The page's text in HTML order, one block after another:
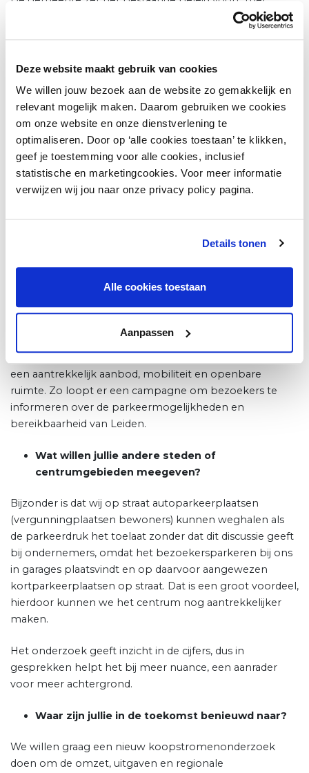
Deze website maakt gebruik van cookies
We willen jouw bezoek aan de website zo gemakkelijk en
relevant mogelijk maken. Daarom gebruiken we cookies
om onze website en onze dienstverlening te
optimaliseren. Door op ‘alle cookies toestaan’ te klikken,
geef je toestemming voor alle cookies, inclusief
statistische en marketingcookies. Voor meer informatie
verwijzen wij jou naar onze privacy policy pagina.
Details tonen
Alle cookies toestaan
Aanpassen
parkeergarages aan de rand van het centrum en
over parkeermogelijkheden, zoals goedkoper parkeren
kijken we naar betere zichtbaarheid van
kortparkeerplekken. Centrummanagement pleit voor
een én-én-beleid, waarbij zowel fietsers als
automobilisten goed gefaciliteerd worden.
Leidt het onderzoek tot veranderingen in de
stad?
Automobilisten zijn belangrijk voor bepaalde branches,
Zijn er al maatregelen genomen?
Als gemeente werken we al jaren samen met het
centrummanagement aan een sterke combinatie van
een aantrekkelijk aanbod, mobiliteit en openbare
ruimte. Zo loopt er een campagne om bezoekers te
informeren over de parkeermogelijkheden en
bereikbaarheid van Leiden.
Wat willen jullie andere steden of
centrumgebieden meegeven?
Bijzonder is dat wij op straat autoparkeerplaatsen
(vergunningplaatsen bewoners) kunnen weghalen als
de parkeerdruk het toelaat zonder dat dit discussie geeft
bij ondernemers, omdat het bezoekersparkeren bij ons
in garages plaatsvindt en op daarvoor aangewezen
kortparkeerplaatsen op straat. Dat is een groot voordeel,
hierdoor kunnen we het centrum nog aantrekkelijker
maken.
Het onderzoek geeft inzicht in de cijfers, dus in
gesprekken helpt het bij meer nuance, een aanrader
voor meer achtergrond.
Waar zijn jullie in de toekomst benieuwd naar?
We willen graag een nieuw koopstromenonderzoek
doen om de omzet, uitgaven en regionale